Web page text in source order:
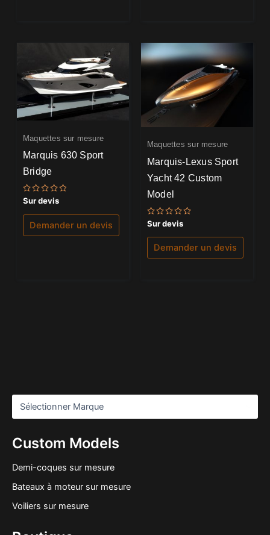
Custom Models
Demi-coques sur mesure
Bateaux à moteur sur mesure
Voiliers sur mesure
Maquettes sur mesure
Marquis 630 Sport
Bridge
Note
0
sur
Sur devis
Demander un devis
Maquettes sur mesure
Marquis-Lexus Sport
Yacht 42 Custom
Model
Note
0
sur
Sur devis
Demander un devis